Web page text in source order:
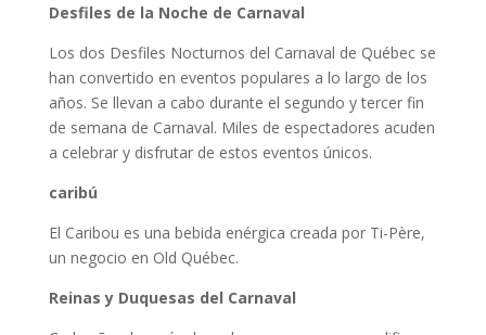
Desfiles de la Noche de Carnaval
Los dos Desfiles Nocturnos del Carnaval de Québec se
han convertido en eventos populares a lo largo de los
años. Se llevan a cabo durante el segundo y tercer fin
de semana de Carnaval. Miles de espectadores acuden
a celebrar y disfrutar de estos eventos únicos.
caribú
El Caribou es una bebida enérgica creada por Ti-Père,
un negocio en Old Québec.
Reinas y Duquesas del Carnaval